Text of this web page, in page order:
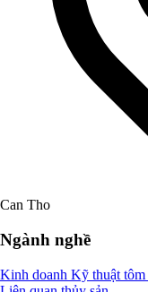
Can Tho
Ngành nghề
Kinh doanh Kỹ thuật tôm